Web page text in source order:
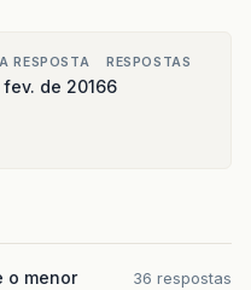
RESPOSTA
fev. de 2016
RESPOSTAS
6
o menor 36 respostas